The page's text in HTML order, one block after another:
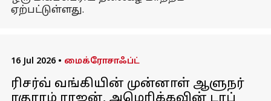
ஏற்பட்டுள்ளது.
16 Jul 2026 • மைக்ரோசாஃப்ட்
ரிசர்வ் வங்கியின் முன்னாள் ஆளுநர்